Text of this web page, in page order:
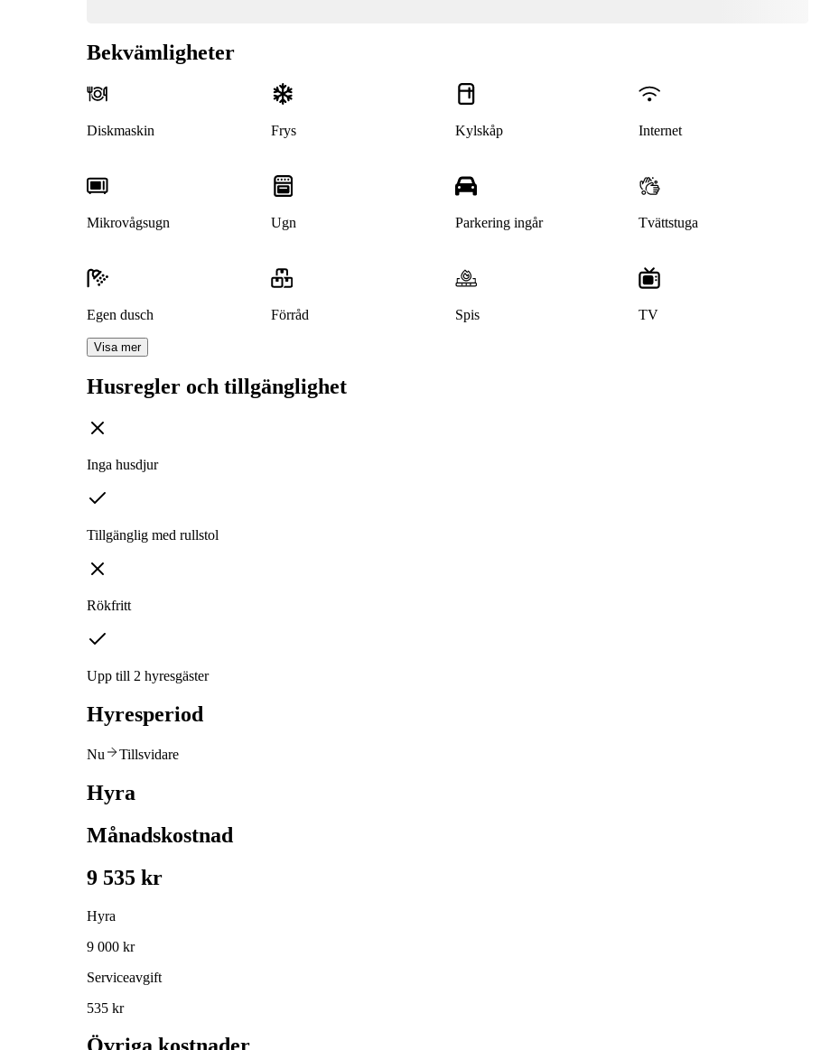
Bekvämligheter
Diskmaskin Frys Kylskåp Internet
Mikrovågsugn Ugn Parkering ingår Tvättstuga
Egen dusch Förråd Spis TV
Visa mer
Husregler och tillgänglighet
Inga husdjur
Tillgänglig med rullstol
Rökfritt
Upp till 2 hyresgäster
Hyresperiod
Nu Tillsvidare
Hyra
Månadskostnad
9 535 kr
Hyra
9 000 kr
Serviceavgift
535 kr